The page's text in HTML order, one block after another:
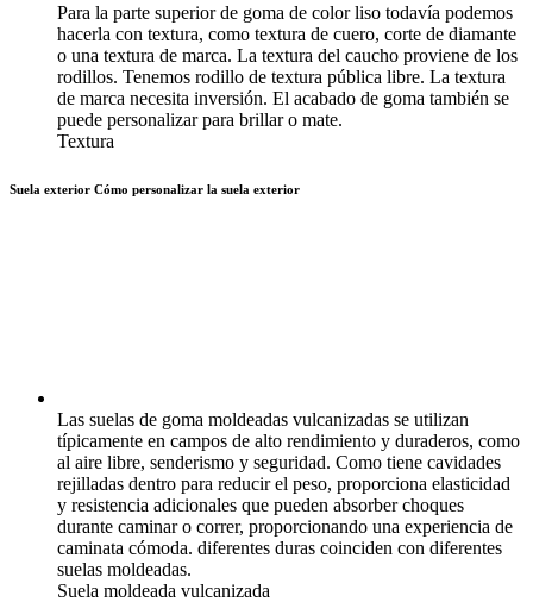
Para la parte superior de goma de color liso todavía podemos
hacerla con textura, como textura de cuero, corte de diamante
o una textura de marca. La textura del caucho proviene de los
rodillos. Tenemos rodillo de textura pública libre. La textura
de marca necesita inversión. El acabado de goma también se
puede personalizar para brillar o mate.
Textura
Suela exterior Cómo personalizar la suela exterior
Las suelas de goma moldeadas vulcanizadas se utilizan
típicamente en campos de alto rendimiento y duraderos, como
al aire libre, senderismo y seguridad. Como tiene cavidades
rejilladas dentro para reducir el peso, proporciona elasticidad
y resistencia adicionales que pueden absorber choques
durante caminar o correr, proporcionando una experiencia de
caminata cómoda. diferentes duras coinciden con diferentes
suelas moldeadas.
Suela moldeada vulcanizada